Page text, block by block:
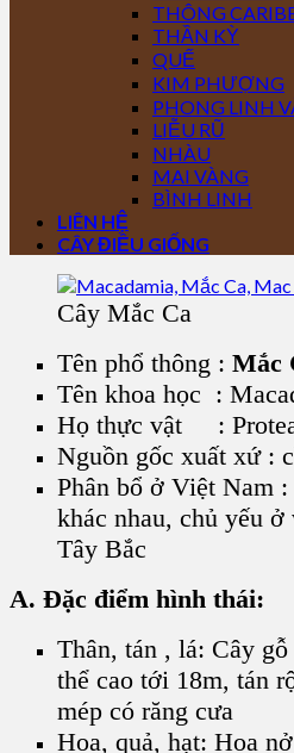
THÔNG
THẦN KỲ
QUẾ
KIM PHƯỢNG
PHONG LINH
LIỄU RŨ
NHÀU
MAI VÀNG
BÌNH LINH
LIÊN HỆ
CÂY ĐIỀU GIỐNG
Cây Mắc Ca
Tên phổ thông : Mắc
Tên khoa học :
Họ thực vật :
Nguồn gốc xuất xứ :
Phân bổ ở Việt Nam
khác nhau, chủ yếu
Tây Bắc
A. Đặc điểm hình thái:
Thân, tán , lá: Cây
thể cao tới 18m, tán
mép có răng cưa
Hoa, quả, hạt: Hoa